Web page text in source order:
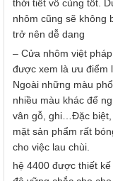
thời tiết vô cùng tốt.
nhôm cũng sẽ không
trở nên dễ dang
– Cửa nhôm việt
được xem là ưu điểm
Ngoài những màu
nhiều màu khác để
vân gỗ, ghi…Đặc
mặt sản phẩm rất
cho việc lau chùi.
hệ 4400 được thiết